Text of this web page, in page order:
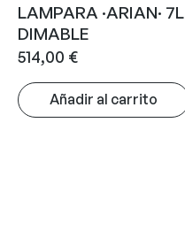
LAMPARA ·ARIAN· 7L
DIMABLE
514,00 €
Añadir al carrito